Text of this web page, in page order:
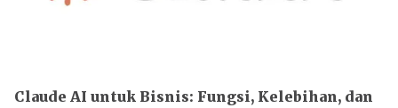
Claude AI untuk Bisnis: Fungsi, Kelebihan, dan